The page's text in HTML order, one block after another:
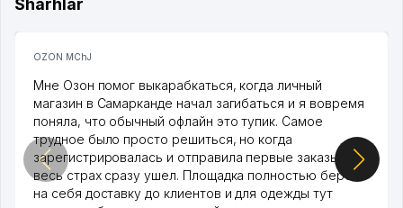
Sharhlar
OZON MChJ
Мне Озон помог выкарабкаться, когда личный
магазин в Самарканде начал загибаться и я вовремя
поняла, что обычный офлайн это тупик. Самое
трудное было просто решиться, но когда
зарегистрировалась и отправила первые заказы,
весь страх сразу ушел. Площадка полностью берет
на себя доставку до клиентов и для одежды тут